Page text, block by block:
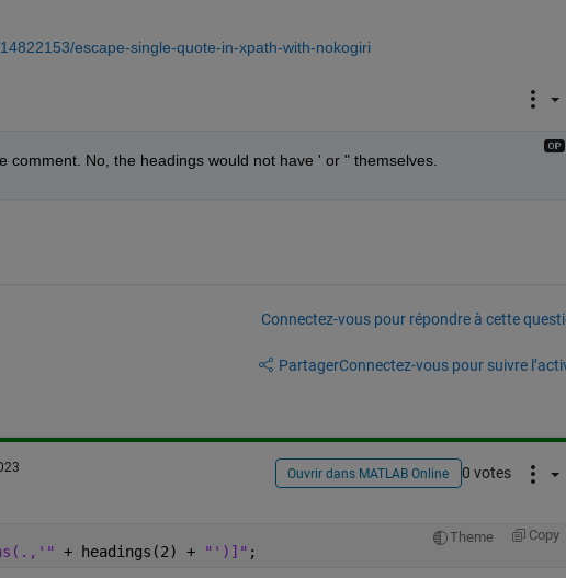
escape-single-quote-in-xpath-with-nokogiri
comment. No, the headings would not have ' or " themselves.
Connectez-vous pour répondre à cette
PartagerConnectez-vous pour suivre
Ouvrir dans MATLAB Online 0 votes
Theme Copy
+ headings(2) + "')]" ;